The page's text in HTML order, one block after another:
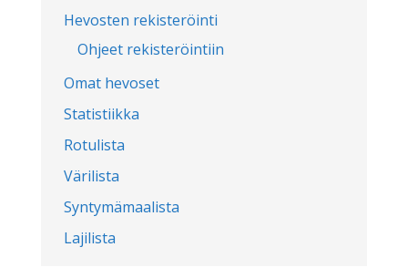
Hevosten rekisteröinti
Ohjeet rekisteröintiin
Omat hevoset
Statistiikka
Rotulista
Värilista
Syntymämaalista
Lajilista